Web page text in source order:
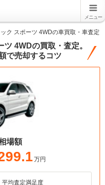
メニュー
ク スポーツ 4WDの車買取・車査定
4WDの買取・査定。
で売却するコツ
場額
万円
平均査定満足度